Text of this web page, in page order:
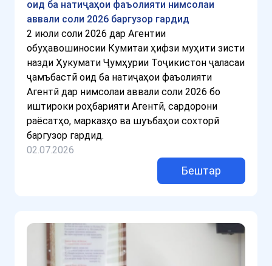
оид ба натиҷаҳои фаъолияти нимсолаи
аввали соли 2026 баргузор гардид
2 июли соли 2026 дар Агентии
обуҳавошиносии Кумитаи ҳифзи муҳити зисти
назди Ҳукумати Ҷумҳурии Тоҷикистон ҷаласаи
ҷамъбастӣ оид ба натиҷаҳои фаъолияти
Агентӣ дар нимсолаи аввали соли 2026 бо
иштироки роҳбарияти Агентӣ, сардорони
раёсатҳо, марказҳо ва шуъбаҳои сохторӣ
баргузор гардид.
02.07.2026
Бештар